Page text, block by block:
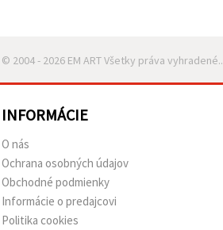
© 2004 - 2026 EM ART Všetky práva vyhradené..
INFORMÁCIE
O nás
Ochrana osobných údajov
Obchodné podmienky
Informácie o predajcovi
Politika cookies